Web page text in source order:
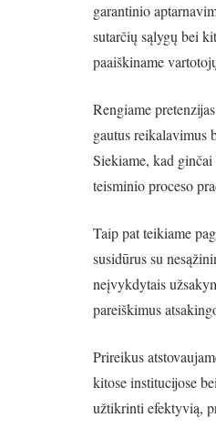
garantinio
sutarčių sąlygų bei
paaiškiname
Rengiame
gautus reikalavimus
Siekiame, kad
teisminio proceso
Taip pat teikiame
susidūrus su
neįvykdytais
pareiškimus
Prireikus
kitose institucijose
užtikrinti efektyvią,